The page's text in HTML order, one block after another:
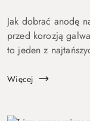
Jak dobrać anodę
przed korozją
to jeden z
akwenach – od ...
Więcej